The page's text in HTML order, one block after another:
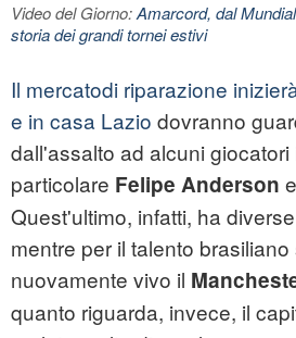
Video del Giorno:Amarcord, dal
storia dei grandi tornei estivi
Il mercatodi riparazione
e in casa Lazio dovranno
dall'assalto ad alcuni giocatori
particolare Felipe Anderson e
Quest'ultimo, infatti, ha
mentre per il talento
nuovamente vivo il
quanto riguarda, invece, il